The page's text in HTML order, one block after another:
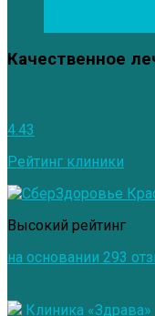
Качественное
4.43
Рейтинг клиники
Высокий рейтинг
на основании 293
Клиника «Здрава»